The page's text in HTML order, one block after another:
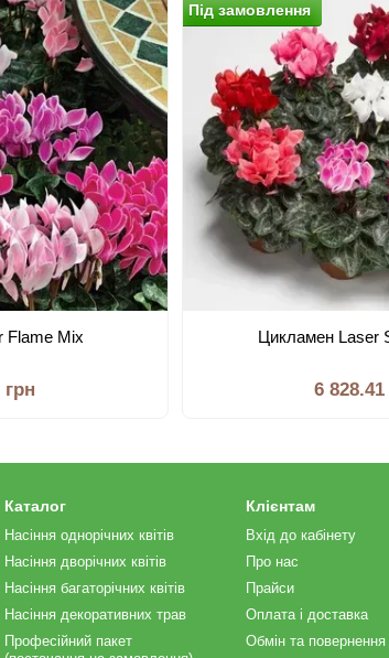
Flame Mix
грн
Пiд замовлення
Цикламен Laser
6 828.41
Каталог
Насіння однорічних квітів
Насіння дворічних квітів
Насіння багаторічних квітів
Насіння декоративних трав
Професійний пакет
Клієнтам
Вхід до кабінету
Про нас
Прайси
Оплата і доставка
Обмін та повернення